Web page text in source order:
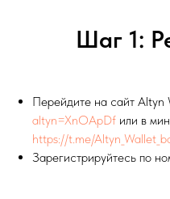
Шаг 1:
Перейдите на сайт Altyn
altyn=XnOApDf или в
https://t.me/
Зарегистрируйтесь по